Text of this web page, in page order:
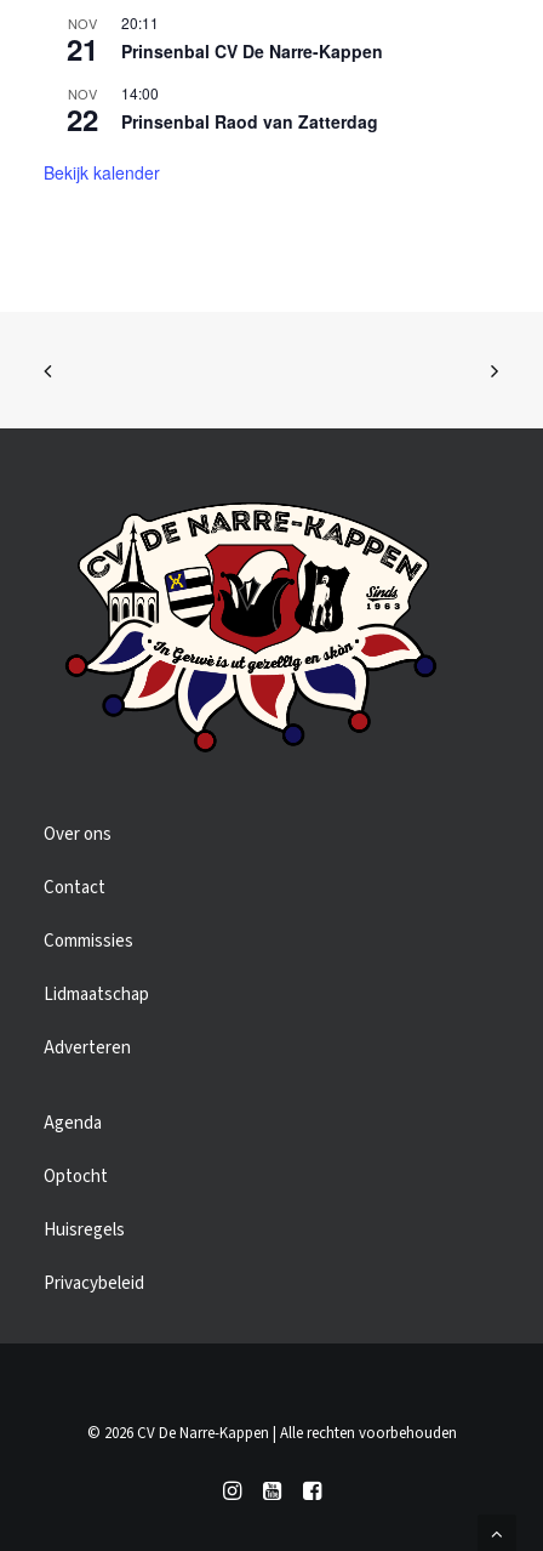
NOV
21
20:11
Prinsenbal CV De Narre-Kappen
NOV
22
14:00
Prinsenbal Raod van Zatterdag
Bekijk kalender
Over ons
Contact
Commissies
Lidmaatschap
Adverteren
Agenda
Optocht
Huisregels
Privacybeleid
© 2026 CV De Narre-Kappen | Alle rechten voorbehouden